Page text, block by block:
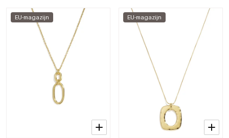
EU-magazijn EU-magazijn